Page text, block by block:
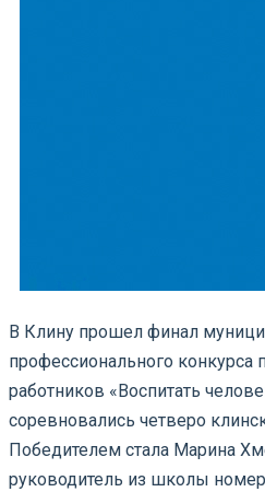
В Клину прошел финал
профессионального конкурса
работников «Воспитать
соревновались четверо
Победителем стала Марина
руководитель из школы